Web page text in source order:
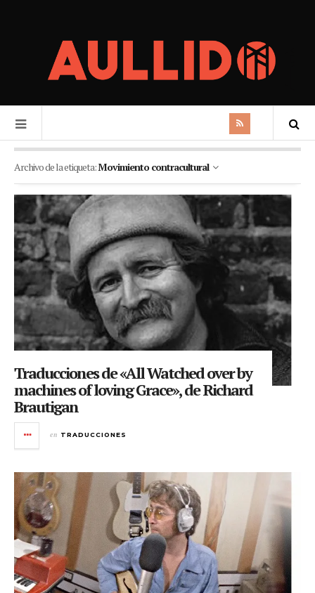
Archivo de la etiqueta:Movimiento contracultural
Traducciones de «All Watched over by
machines of loving Grace», de Richard
Brautigan
en TRADUCCIONES